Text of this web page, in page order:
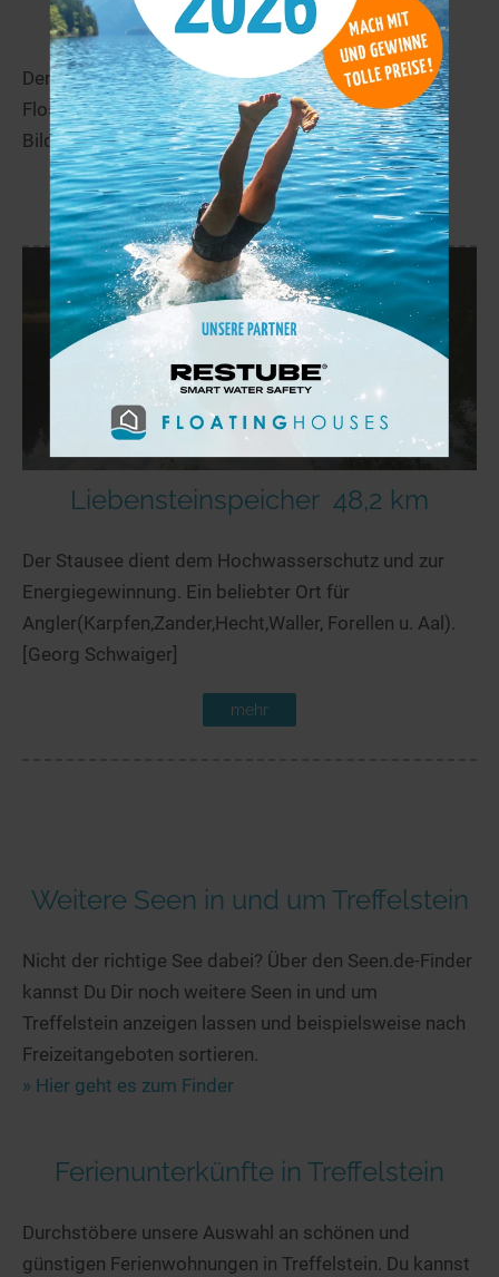
Großer Gaisweiher 41,4 km
Der bayrische Große Gaisweiher befindet sich in
Flossenbürg. Spannende Informationen und tolle
Bilder des Weihers findet man auf Seen.de!
mehr
Liebensteinspeicher 48,2 km
Der Stausee dient dem Hochwasserschutz und zur
Energiegewinnung. Ein beliebter Ort für
Angler(Karpfen,Zander,Hecht,Waller, Forellen u. Aal).
[Georg Schwaiger]
mehr
Weitere Seen in und um Treffelstein
Nicht der richtige See dabei? Über den Seen.de-Finder
kannst Du Dir noch weitere Seen in und um
Treffelstein anzeigen lassen und beispielsweise nach
Freizeitangeboten sortieren.
» Hier geht es zum Finder
Ferienunterkünfte in Treffelstein
Durchstöbere unsere Auswahl an schönen und
günstigen Ferienwohnungen in Treffelstein. Du kannst